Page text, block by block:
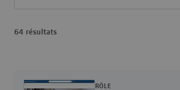
64 résultats
RÔLE